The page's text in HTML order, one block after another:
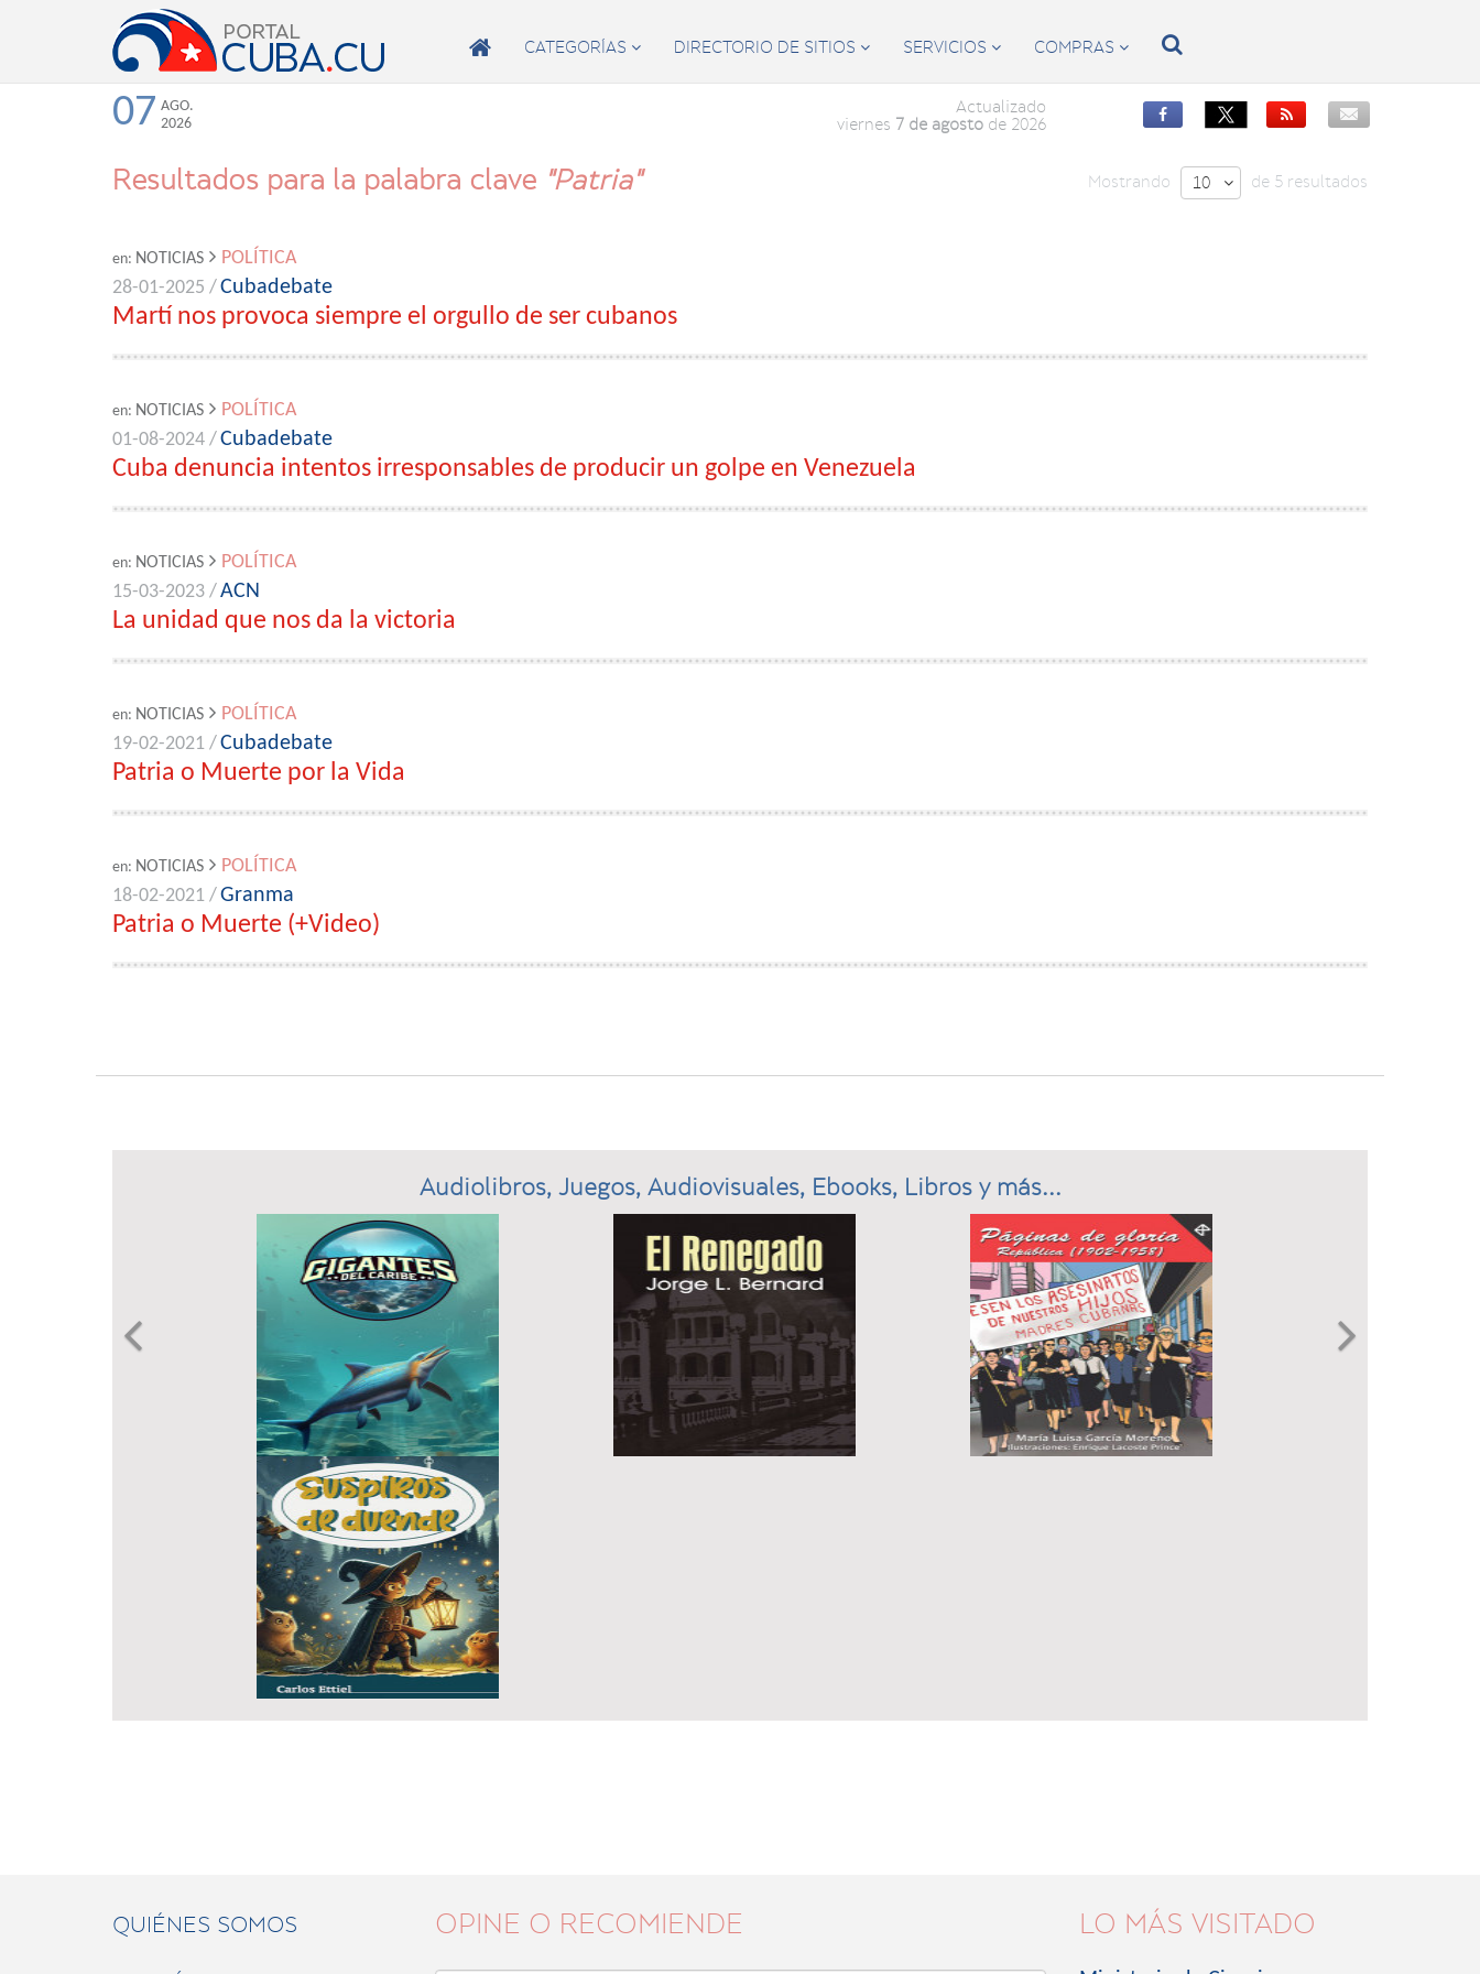
 CATEGORÍAS  DIRECTORIO DE SITIOS  SERVICIOS  COMPRAS  
07 AGO.
2026
Actualizado
viernes 7 de agostode 2026


Resultados para la palabra clave "Patria" Mostrando 10  de 5 resultados
en: NOTICIAS
POLÍTICA
28-01-2025 /Cubadebate
Martí nos provoca siempre el orgullo de ser cubanos
en: NOTICIAS
POLÍTICA
01-08-2024 /Cubadebate
Cuba denuncia intentos irresponsables de producir un golpe en Venezuela
en: NOTICIAS
POLÍTICA
15-03-2023 /ACN
La unidad que nos da la victoria
en: NOTICIAS
POLÍTICA
19-02-2021 /Cubadebate
Patria o Muerte por la Vida
en: NOTICIAS
POLÍTICA
18-02-2021 /Granma
Patria o Muerte (+Video)
Audiolibros, Juegos, Audiovisuales, Ebooks, Libros y más...
Previous 
QUIÉNES SOMOS OPINE O RECOMIENDE LO MÁS VISITADO